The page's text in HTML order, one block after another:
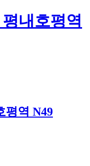
내호평역
평역 N49